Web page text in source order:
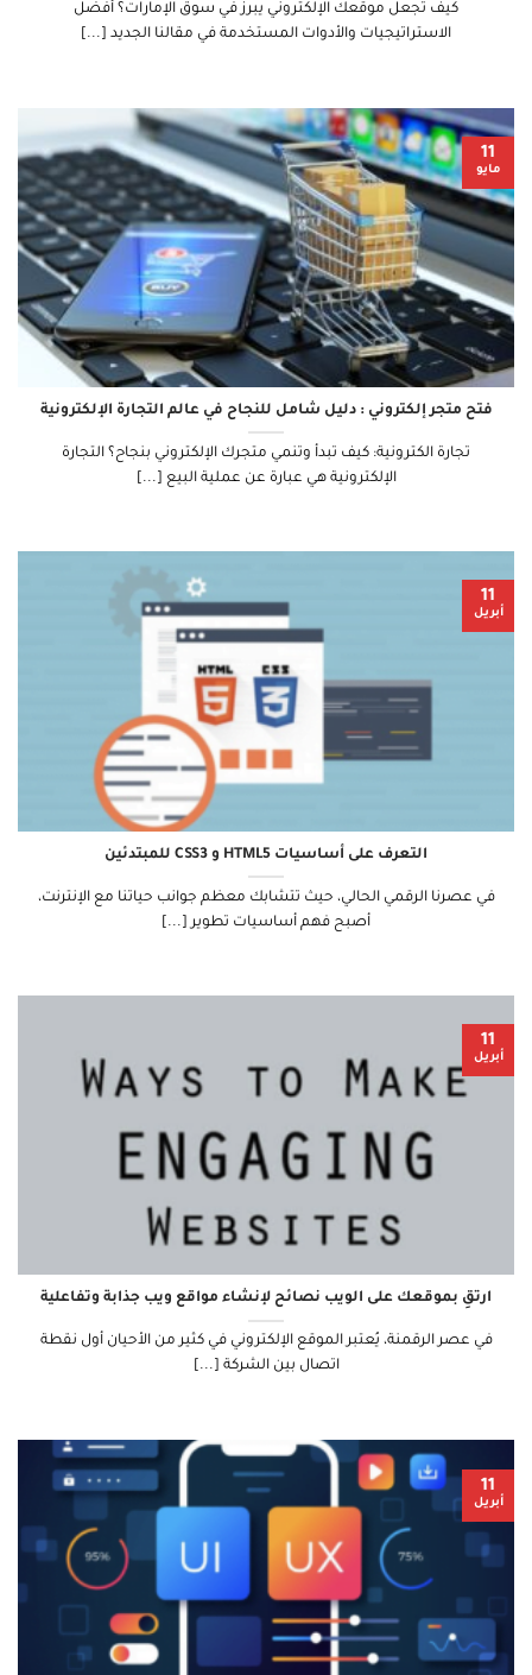
كيف تجعل موقعك الإلكتروني يبرز في سوق الإمارات؟ أفضل
الاستراتيجيات والأدوات المستخدمة في مقالنا الجديد [...]
فتح متجر إلكتروني : دليل شامل للنجاح في عالم التجارة الإلكترونية
تجارة الكترونية: كيف تبدأ وتنمي متجرك الإلكتروني بنجاح؟ التجارة
الإلكترونية هي عبارة عن عملية البيع [...]
11
مايو
التعرف على أساسيات HTML5 و CSS3 للمبتدئين
في عصرنا الرقمي الحالي، حيث تتشابك معظم جوانب حياتنا مع الإنترنت،
أصبح فهم أساسيات تطوير [...]
11
أبريل
ارتقِ بموقعك على الويب نصائح لإنشاء مواقع ويب جذابة وتفاعلية
في عصر الرقمنة، يُعتبر الموقع الإلكتروني في كثير من الأحيان أول نقطة
اتصال بين الشركة [...]
11
أبريل
11
أبريل